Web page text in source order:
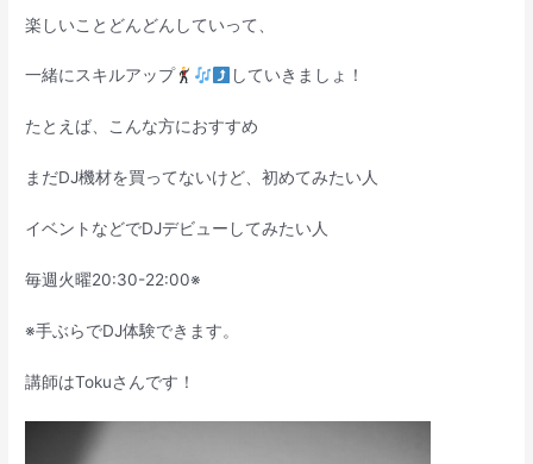
楽しいことどんどんしていって、
一緒にスキルアップ していきましょ！
たとえば、こんな方におすすめ
まだDJ機材を買ってないけど、初めてみたい人
イベントなどでDJデビューしてみたい人
毎週火曜20:30-22:00※
※手ぶらでDJ体験できます。
講師はTokuさんです！